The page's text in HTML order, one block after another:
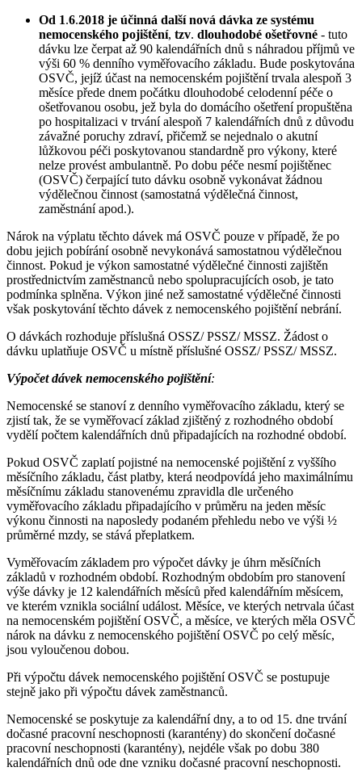
Od 1.6.2018 je účinná další nová dávka ze systému
nemocenského pojištění, tzv. dlouhodobé ošetřovné - tuto
dávku lze čerpat až 90 kalendářních dnů s náhradou příjmů ve
výši 60 % denního vyměřovacího základu. Bude poskytována
OSVČ, jejíž účast na nemocenském pojištění trvala alespoň 3
měsíce přede dnem počátku dlouhodobé celodenní péče o
ošetřovanou osobu, jež byla do domácího ošetření propuštěna
po hospitalizaci v trvání alespoň 7 kalendářních dnů z důvodu
závažné poruchy zdraví, přičemž se nejednalo o akutní
lůžkovou péči poskytovanou standardně pro výkony, které
nelze provést ambulantně. Po dobu péče nesmí pojištěnec
(OSVČ) čerpající tuto dávku osobně vykonávat žádnou
výdělečnou činnost (samostatná výdělečná činnost,
zaměstnání apod.).
Nárok na výplatu těchto dávek má OSVČ pouze v případě, že po
dobu jejich pobírání osobně nevykonává samostatnou výdělečnou
činnost. Pokud je výkon samostatné výdělečné činnosti zajištěn
prostřednictvím zaměstnanců nebo spolupracujících osob, je tato
podmínka splněna. Výkon jiné než samostatné výdělečné činnosti
však poskytování těchto dávek z nemocenského pojištění nebrání.
O dávkách rozhoduje příslušná OSSZ/ PSSZ/ MSSZ. Žádost o
dávku uplatňuje OSVČ u místně příslušné OSSZ/ PSSZ/ MSSZ.
Výpočet dávek nemocenského pojištění:
Nemocenské se stanoví z denního vyměřovacího základu, který se
zjistí tak, že se vyměřovací základ zjištěný z rozhodného období
vydělí počtem kalendářních dnů připadajících na rozhodné období.
Pokud OSVČ zaplatí pojistné na nemocenské pojištění z vyššího
měsíčního základu, část platby, která neodpovídá jeho maximálnímu
měsíčnímu základu stanovenému zpravidla dle určeného
vyměřovacího základu připadajícího v průměru na jeden měsíc
výkonu činnosti na naposledy podaném přehledu nebo ve výši ½
průměrné mzdy, se stává přeplatkem.
Vyměřovacím základem pro výpočet dávky je úhrn měsíčních
základů v rozhodném období. Rozhodným obdobím pro stanovení
výše dávky je 12 kalendářních měsíců před kalendářním měsícem,
ve kterém vznikla sociální událost. Měsíce, ve kterých netrvala účast
na nemocenském pojištění OSVČ, a měsíce, ve kterých měla OSVČ
nárok na dávku z nemocenského pojištění OSVČ po celý měsíc,
jsou vyloučenou dobou.
Při výpočtu dávek nemocenského pojištění OSVČ se postupuje
stejně jako při výpočtu dávek zaměstnanců.
Nemocenské se poskytuje za kalendářní dny, a to od 15. dne trvání
dočasné pracovní neschopnosti (karantény) do skončení dočasné
pracovní neschopnosti (karantény), nejdéle však po dobu 380
kalendářních dnů ode dne vzniku dočasné pracovní neschopnosti.